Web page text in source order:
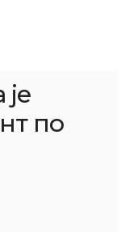
по